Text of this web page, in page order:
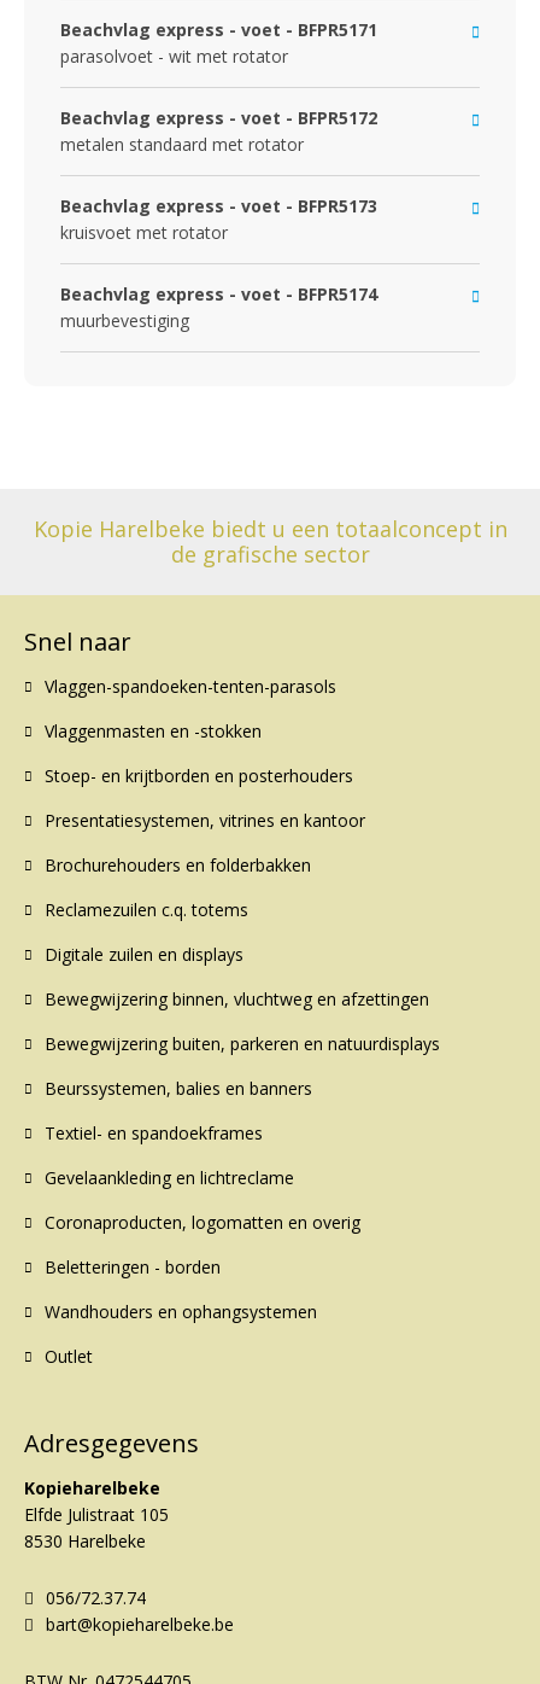
Beachvlag express - voet - BFPR5171
parasolvoet - wit met rotator
Beachvlag express - voet - BFPR5172
metalen standaard met rotator
Beachvlag express - voet - BFPR5173
kruisvoet met rotator
Beachvlag express - voet - BFPR5174
muurbevestiging
Kopie Harelbeke biedt u een totaalconcept in
de grafische sector
Adresgegevens
Kopieharelbeke
Elfde Julistraat 105
8530 Harelbeke
056/72.37.74
bart@kopieharelbeke.be
Snel naar
Vlaggen-spandoeken-tenten-parasols
Vlaggenmasten en -stokken
Stoep- en krijtborden en posterhouders
Presentatiesystemen, vitrines en kantoor
Brochurehouders en folderbakken
Reclamezuilen c.q. totems
Digitale zuilen en displays
Bewegwijzering binnen, vluchtweg en afzettingen
Bewegwijzering buiten, parkeren en natuurdisplays
Beurssystemen, balies en banners
Textiel- en spandoekframes
Gevelaankleding en lichtreclame
Coronaproducten, logomatten en overig
Beletteringen - borden
Wandhouders en ophangsystemen
Outlet